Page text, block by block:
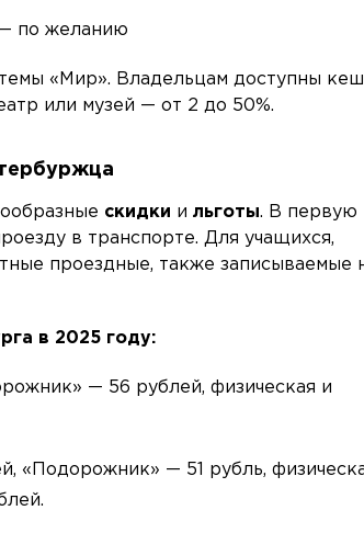
по желанию
«Мир». Владельцам доступны
или музей — от 2 до 50%.
скидки и льготы. В первую
в транспорте. Для учащихся,
проездные, также записываемые
в 2025 году:
— 56 рублей, физическая и
«Подорожник» — 51 рубль,